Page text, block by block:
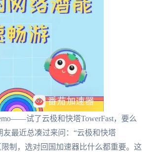
试了云极和快塔TowerFast，要么
最近总凑过来问：“云极和快塔
制，选对回国加速器比什么都重要。这